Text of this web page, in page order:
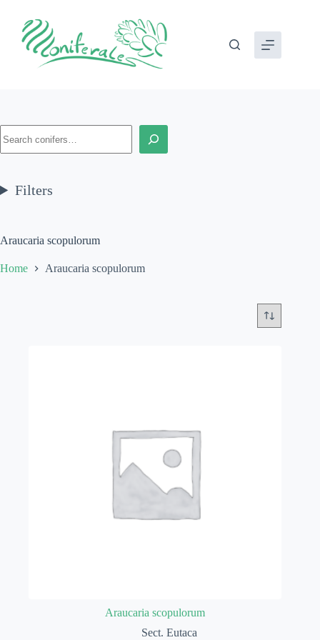
content
Araucaria scopulorum
Home Araucaria scopulorum
Araucaria scopulorum
Sect. Eutaca
Filters